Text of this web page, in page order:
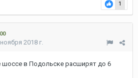
1
2018 г.
в Подольске расширят до 6